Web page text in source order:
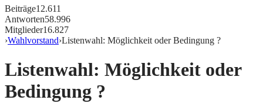
Beiträge12.611
Antworten58.996
Mitglieder16.827
›Wahlvorstand›Listenwahl: Möglichkeit oder Bedingung ?
Listenwahl: Möglichkeit oder
Bedingung ?